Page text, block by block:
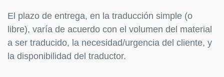
El plazo de entrega, en la traducción simple (o
libre), varía de acuerdo con el volumen del material
a ser traducido, la necesidad/urgencia del cliente, y
la disponibilidad del traductor.